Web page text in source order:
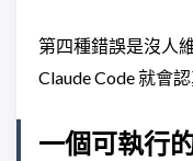
第四種錯誤是沒人
Claude Code 就會
一個可執行